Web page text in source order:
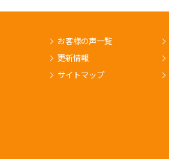
お客様の声一覧
更新情報
サイトマップ